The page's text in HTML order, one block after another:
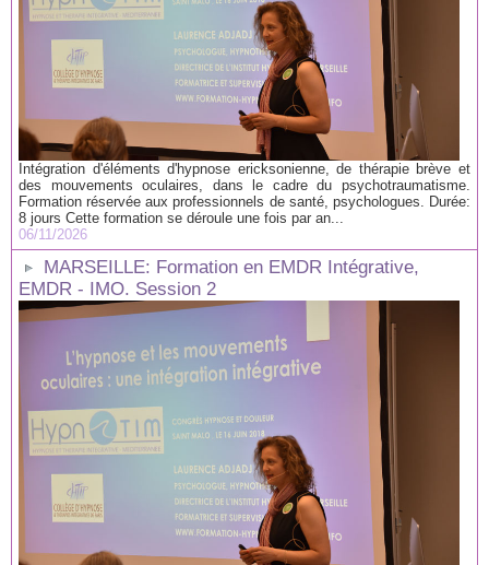
Intégration d'éléments d'hypnose ericksonienne, de thérapie brève et
des mouvements oculaires, dans le cadre du psychotraumatisme.
Formation réservée aux professionnels de santé, psychologues. Durée:
8 jours Cette formation se déroule une fois par an...
06/11/2026
MARSEILLE: Formation en EMDR Intégrative,
EMDR - IMO. Session 2